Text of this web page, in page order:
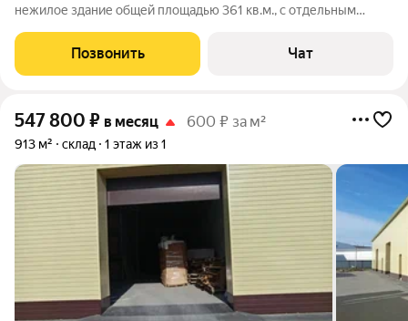
нежилое здание общей площадью 361 кв.м., с отдельным
торговое,склад, свободное назначение, наличие парковочных
мест не менее 10. Развитая
Позвонить Чат
547 800 ₽ в месяц 600 ₽ за м²
913 м² склад 1 этаж из 1